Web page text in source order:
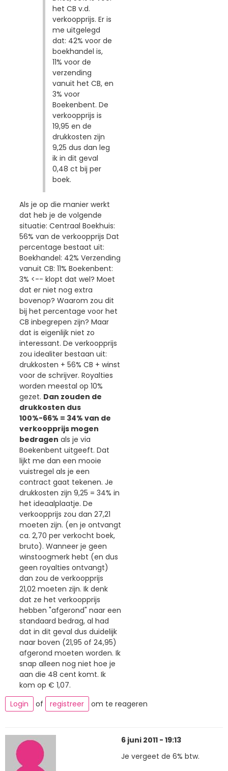
het CB v.d.
verkoopprijs. Er is
me uitgelegd
dat: 42% voor de
boekhandel is,
11% voor de
verzending
vanuit het CB, en
3% voor
Boekenbent. De
verkoopprijs is
19,95 en de
drukkosten zijn
9,25 dus dan leg
ik in dit geval
0,48 ct bij per
boek.
Als je op die manier werkt
dat heb je de volgende
situatie: Centraal Boekhuis:
56% van de verkoopprijs Dat
percentage bestaat uit:
Boekhandel: 42% Verzending
vanuit CB: 11% Boekenbent:
3% <-- klopt dat wel? Moet
dat er niet nog extra
bovenop? Waarom zou dit
bij het percentage voor het
CB inbegrepen zijn? Maar
dat is eigenlijk niet zo
interessant. De verkoopprijs
zou idealiter bestaan uit:
drukkosten + 56% CB + winst
voor de schrijver. Royalties
worden meestal op 10%
gezet. Dan zouden de
drukkosten dus
100%-66% = 34% van de
verkoopprijs mogen
bedragen als je via
Boekenbent uitgeeft. Dat
lijkt me dan een mooie
vuistregel als je een
contract gaat tekenen. Je
drukkosten zijn 9,25 = 34% in
het ideaalplaatje. De
verkoopprijs zou dan 27,21
moeten zijn. (en je ontvangt
ca. 2,70 per verkocht boek,
bruto). Wanneer je geen
winstoogmerk hebt (en dus
geen royalties ontvangt)
dan zou de verkoopprijs
21,02 moeten zijn. Ik denk
dat ze het verkoopprijs
hebben "afgerond" naar een
standaard bedrag, al had
dat in dit geval dus duidelijk
naar boven (21,95 of 24,95)
afgerond moeten worden. Ik
snap alleen nog niet hoe je
aan die 48 cent komt. Ik
kom op € 1,07.
Login
of registreer om te reageren
6 juni 2011 - 19:13
Je vergeet de 6% btw.